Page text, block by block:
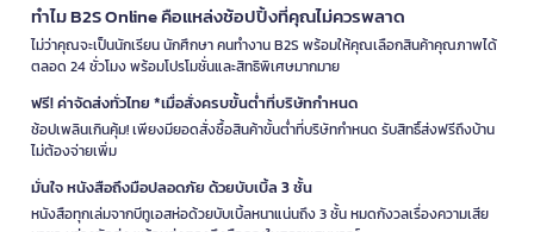
ทำไม B2S Online คือแหล่งช้อปปิ้งที่คุณไม่ควรพลาด
ไม่ว่าคุณจะเป็นนักเรียน นักศึกษา คนทำงาน B2S พร้อมให้คุณเลือกสินค้าคุณภาพได้
ตลอด 24 ชั่วโมง พร้อมโปรโมชั่นและสิทธิพิเศษมากมาย
ฟรี! ค่าจัดส่งทั่วไทย *เมื่อสั่งครบขั้นต่ำที่บริษัทกำหนด
ช้อปเพลินเกินคุ้ม! เพียงมียอดสั่งซื้อสินค้าขั้นต่ำที่บริษัทกำหนด รับสิทธิ์ส่งฟรีถึงบ้าน
ไม่ต้องจ่ายเพิ่ม
มั่นใจ หนังสือถึงมือปลอดภัย ด้วยบับเบิ้ล 3 ชั้น
หนังสือทุกเล่มจากบีทูเอสห่อด้วยบับเบิ้ลหนาแน่นถึง 3 ชั้น หมดกังวลเรื่องความเสีย